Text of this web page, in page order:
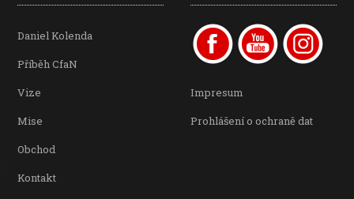
Daniel Kolenda
Příběh CfaN
Vize
Mise
Obchod
Kontakt
Impresum
Prohlášení o ochraně dat